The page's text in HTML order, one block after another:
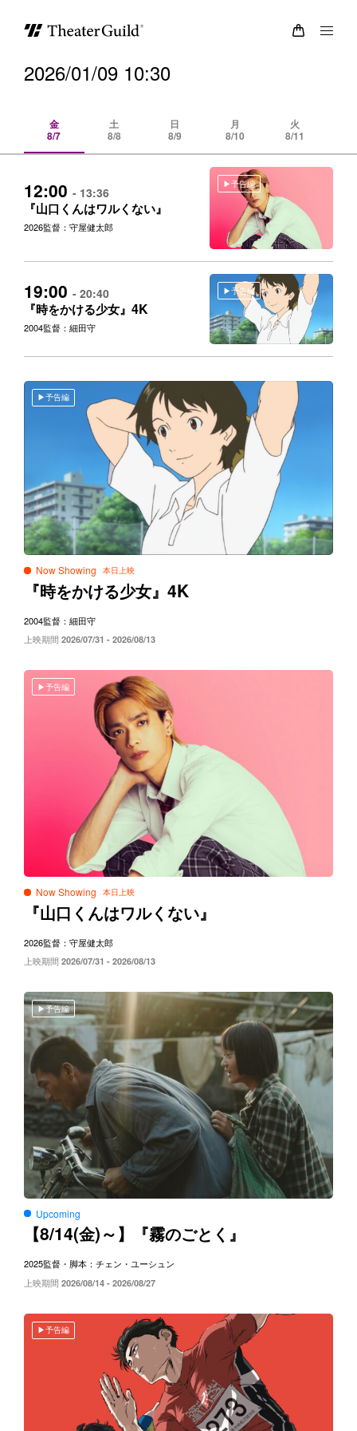
2026/01/09 10:30
金
8/7
土
8/8
日
8/9
月
8/10
火
8/11
予告編
12:00 - 13:36
『山口くんはワルくない』
2026監督：守屋健太郎
予告編
19:00 - 20:40
『時をかける少女』 4K
2004監督：細田守
予告編
Now Showing
『時をかける少女』 4K
2004監督：細田守
上映期間 2026/07/31 - 2026/08/13
予告編
Now Showing
『山口くんはワルくない』
2026監督：守屋健太郎
上映期間 2026/07/31 - 2026/08/13
予告編
Upcoming
【8/14(金)～】『霧のごとく』
2025監督・脚本：チェン・ユーシュン
上映期間 2026/08/14 - 2026/08/27
予告編